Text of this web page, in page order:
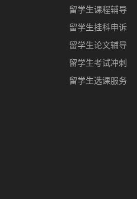
留学生课程辅导
留学生挂科申诉
留学生论文辅导
留学生考试冲刺
留学生选课服务